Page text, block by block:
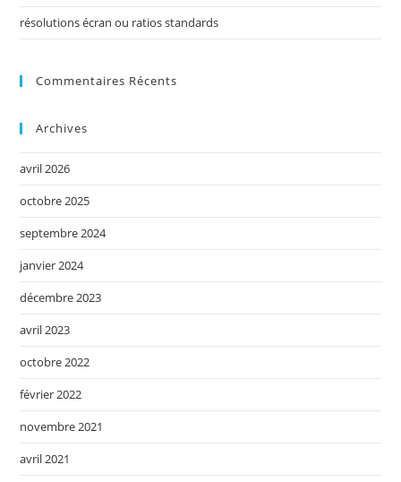
résolutions écran ou ratios standards
Commentaires Récents
Archives
avril 2026
octobre 2025
septembre 2024
janvier 2024
décembre 2023
avril 2023
octobre 2022
février 2022
novembre 2021
avril 2021